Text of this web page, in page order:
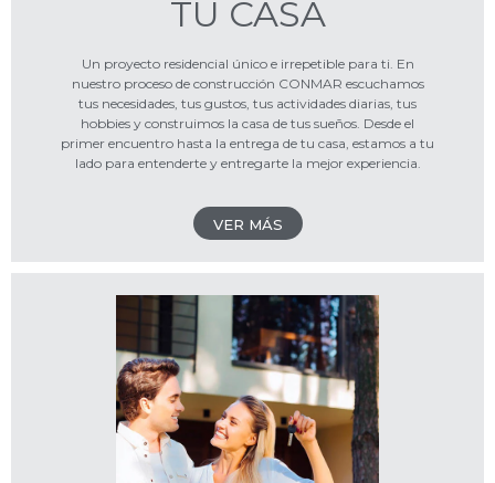
TU CASA
Un proyecto residencial único e irrepetible para ti. En
nuestro proceso de construcción CONMAR escuchamos
tus necesidades, tus gustos, tus actividades diarias, tus
hobbies y construimos la casa de tus sueños. Desde el
primer encuentro hasta la entrega de tu casa, estamos a tu
lado para entenderte y entregarte la mejor experiencia.
VER MÁS